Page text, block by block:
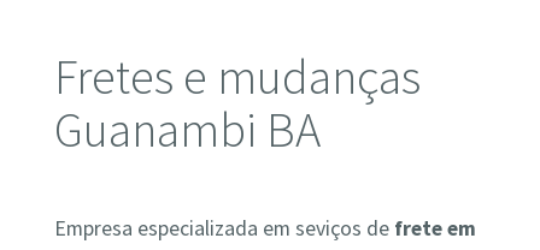
Fretes e mudanças
Guanambi BA
Empresa especializada em seviços de frete em